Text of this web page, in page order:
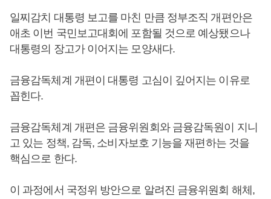
일찌감치 대통령 보고를 마친 만큼 정부조직 개편안은
애초 이번 국민보고대회에 포함될 것으로 예상됐으나
대통령의 장고가 이어지는 모양새다.
금융감독체계 개편이 대통령 고심이 깊어지는 이유로
꼽힌다.
금융감독체계 개편은 금융위원회와 금융감독원이 지니
고 있는 정책, 감독, 소비자보호 기능을 재편하는 것을
핵심으로 한다.
이 과정에서 국정위 방안으로 알려진 금융위원회 해체,